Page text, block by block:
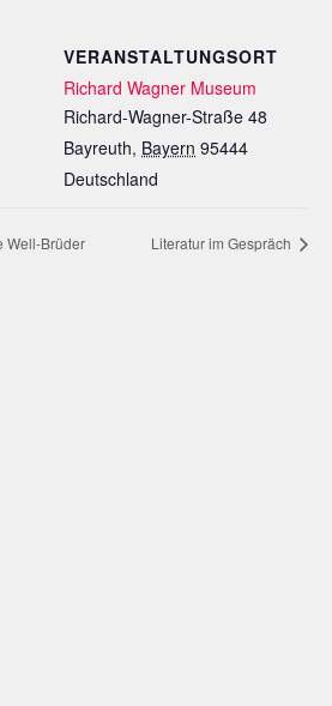
VERANSTALTUNGSORT
Richard Wagner Museum
Richard-Wagner-Straße 48
Bayreuth, Bayern 95444
Deutschland
Well-Brüder Literatur im Gespräch